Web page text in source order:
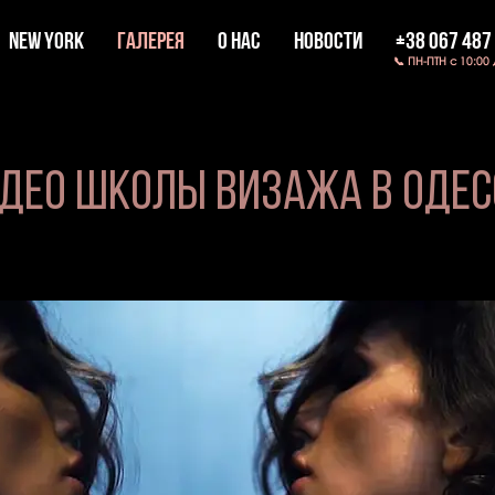
New York ГАЛЕРЕЯ О НАС НОВОСТИ +38 067
📞 ПН-ПТН с 10:00
Школы ВИЗАЖА В